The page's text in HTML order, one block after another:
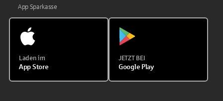
App Sparkasse
Laden im
App Store
JETZT BEI
Google Play